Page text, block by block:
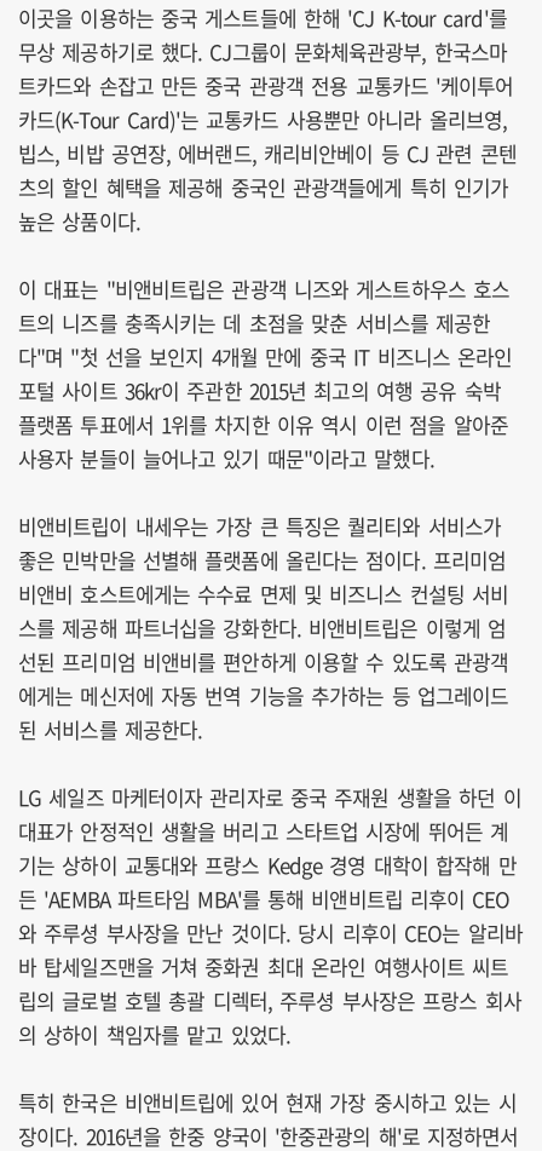
이곳을 이용하는 중국 게스트들에 한해 'CJ K-tour card'를
무상 제공하기로 했다. CJ그룹이 문화체육관광부, 한국스마
트카드와 손잡고 만든 중국 관광객 전용 교통카드 '케이투어
카드(K-Tour Card)'는 교통카드 사용뿐만 아니라 올리브영,
빕스, 비밥 공연장, 에버랜드, 캐리비안베이 등 CJ 관련 콘텐
츠의 할인 혜택을 제공해 중국인 관광객들에게 특히 인기가
높은 상품이다.
이 대표는 "비앤비트립은 관광객 니즈와 게스트하우스 호스
트의 니즈를 충족시키는 데 초점을 맞춘 서비스를 제공한
다"며 "첫 선을 보인지 4개월 만에 중국 IT 비즈니스 온라인
포털 사이트 36kr이 주관한 2015년 최고의 여행 공유 숙박
플랫폼 투표에서 1위를 차지한 이유 역시 이런 점을 알아준
사용자 분들이 늘어나고 있기 때문"이라고 말했다.
비앤비트립이 내세우는 가장 큰 특징은 퀄리티와 서비스가
좋은 민박만을 선별해 플랫폼에 올린다는 점이다. 프리미엄
비앤비 호스트에게는 수수료 면제 및 비즈니스 컨설팅 서비
스를 제공해 파트너십을 강화한다. 비앤비트립은 이렇게 엄
선된 프리미엄 비앤비를 편안하게 이용할 수 있도록 관광객
에게는 메신저에 자동 번역 기능을 추가하는 등 업그레이드
된 서비스를 제공한다.
LG 세일즈 마케터이자 관리자로 중국 주재원 생활을 하던 이
대표가 안정적인 생활을 버리고 스타트업 시장에 뛰어든 계
기는 상하이 교통대와 프랑스 Kedge 경영 대학이 합작해 만
든 'AEMBA 파트타임 MBA'를 통해 비앤비트립 리후이 CEO
와 주루셩 부사장을 만난 것이다. 당시 리후이 CEO는 알리바
바 탑세일즈맨을 거쳐 중화권 최대 온라인 여행사이트 씨트
립의 글로벌 호텔 총괄 디렉터, 주루셩 부사장은 프랑스 회사
의 상하이 책임자를 맡고 있었다.
특히 한국은 비앤비트립에 있어 현재 가장 중시하고 있는 시
장이다. 2016년을 한중 양국이 '한중관광의 해'로 지정하면서